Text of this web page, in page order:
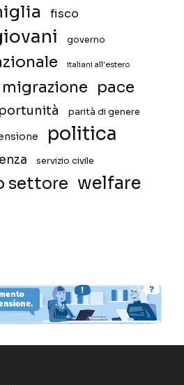
fisco
governo
italiani all'estero
migrazione pace
parità di genere
politica
servizio civile
settore welfare